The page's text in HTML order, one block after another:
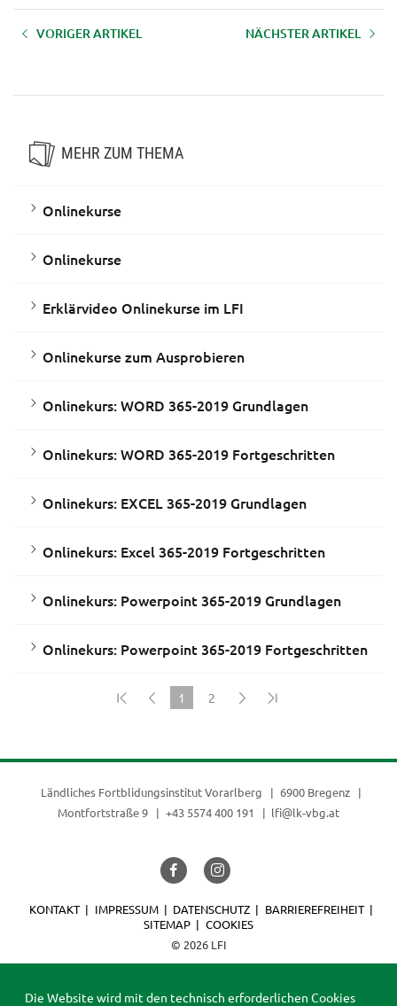
VORIGER ARTIKEL NÄCHSTER ARTIKEL
MEHR ZUM THEMA
Onlinekurse
Onlinekurse
Erklärvideo Onlinekurse im LFI
Onlinekurse zum Ausprobieren
Onlinekurs: WORD 365-2019 Grundlagen
Onlinekurs: WORD 365-2019 Fortgeschritten
Onlinekurs: EXCEL 365-2019 Grundlagen
Onlinekurs: Excel 365-2019 Fortgeschritten
Onlinekurs: Powerpoint 365-2019 Grundlagen
Onlinekurs: Powerpoint 365-2019 Fortgeschritten
1
2
Ländliches Fortblidungsinstitut Vorarlberg
6900 Bregenz
Montfortstraße 9
+43 5574 400 191 lfi@lk-vbg.at
© 2026 LFI
KONTAKT IMPRESSUM DATENSCHUTZ
BARRIEREFREIHEIT
SITEMAP
COOKIES
Die Website wird mit den technisch erforderlichen Cookies